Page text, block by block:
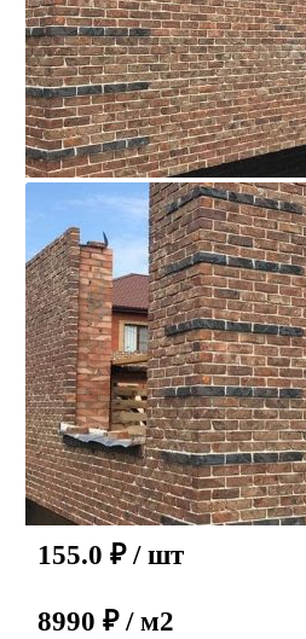
155.0 ₽ / шт
8990 ₽ / м2